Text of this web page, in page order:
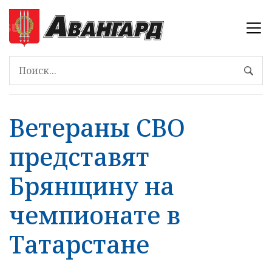
Ветераны СВО
представят
Брянщину на
чемпионате в
Татарстане